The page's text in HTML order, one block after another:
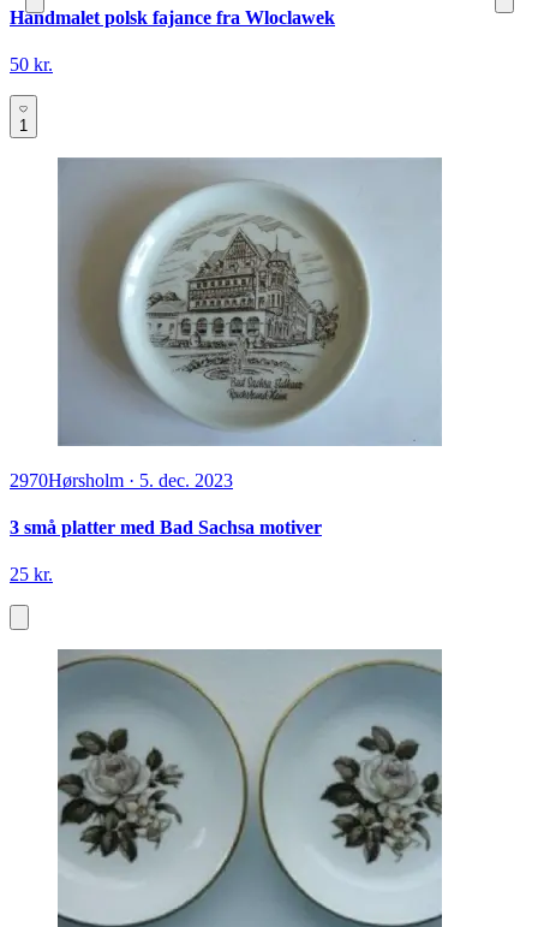
Håndmalet polsk fajance fra Wloclawek
50 kr.
1
2970Hørsholm · 5. dec. 2023
3 små platter med Bad Sachsa motiver
25 kr.